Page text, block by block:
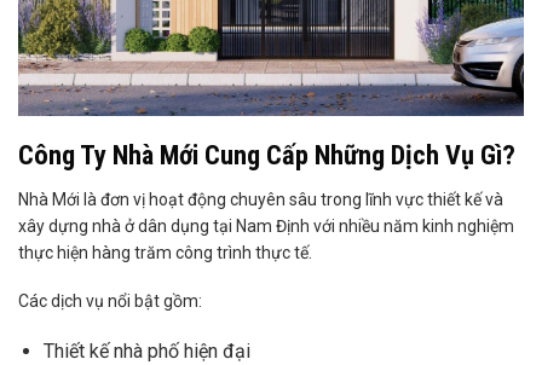
Công Ty Nhà Mới Cung Cấp Những Dịch Vụ Gì?
Nhà Mới là đơn vị hoạt động chuyên sâu trong lĩnh vực thiết kế và
xây dựng nhà ở dân dụng tại Nam Định với nhiều năm kinh nghiệm
thực hiện hàng trăm công trình thực tế.
Các dịch vụ nổi bật gồm:
Thiết kế nhà phố hiện đại